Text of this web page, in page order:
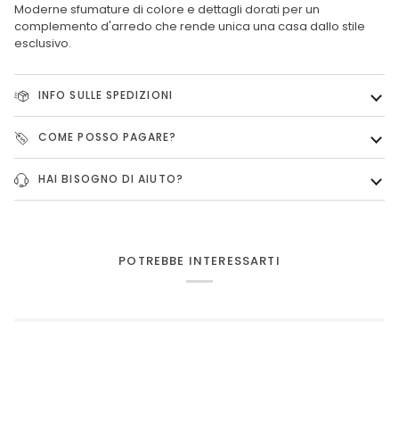
Moderne sfumature di colore e dettagli dorati per un
complemento d'arredo che rende unica una casa dallo stile
esclusivo.
INFO SULLE SPEDIZIONI
COME POSSO PAGARE?
HAI BISOGNO DI AIUTO?
POTREBBE INTERESSARTI